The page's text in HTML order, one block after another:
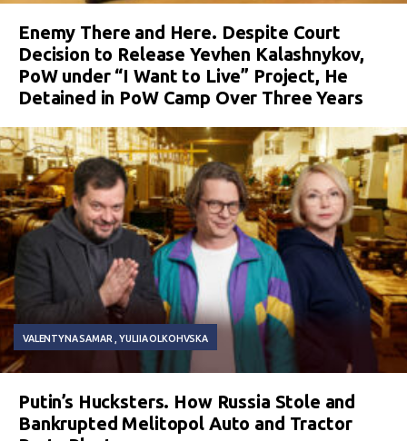
Enemy There and Here. Despite Court
Decision to Release Yevhen Kalashnykov,
PoW under “I Want to Live” Project, He
Detained in PoW Camp Over Three Years
VALENTYNA SAMAR YULIIA OLKOHVSKA
Putin’s Hucksters. How Russia Stole and
Bankrupted Melitopol Auto and Tractor